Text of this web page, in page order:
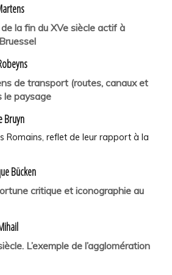
la fin du XVe siècle actif à
de transport (routes, canaux et
le paysage
Bruyn
Romains, reflet de leur rapport à la
Bücken
critique et iconographie au
L’exemple de l’agglomération